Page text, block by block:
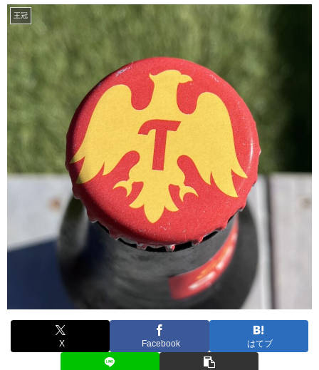
王冠
X Facebook はてブ